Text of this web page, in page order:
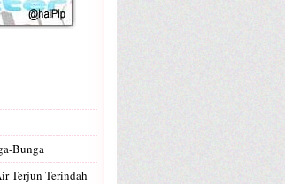
Bunga
Terjun Terindah